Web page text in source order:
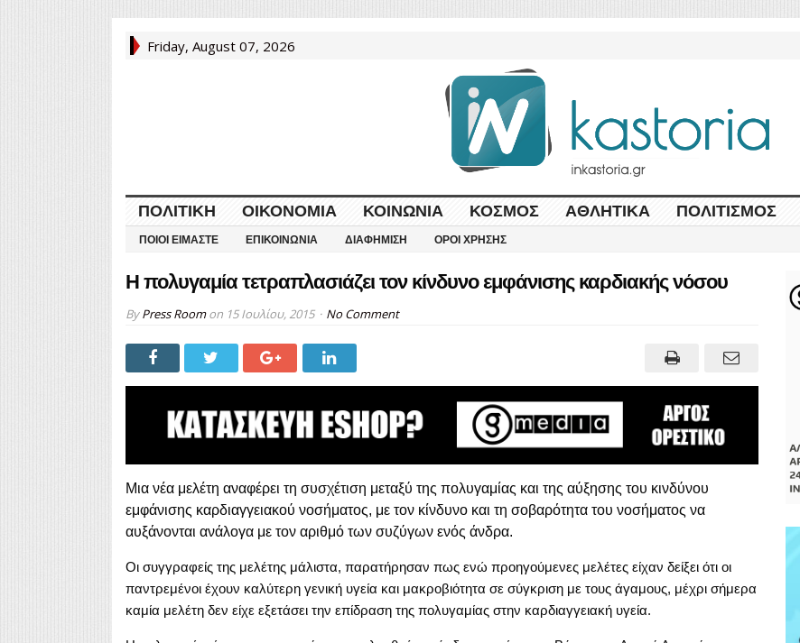
Friday, August 07, 2026
ΠΟΛΙΤΙΚΉ ΟΙΚΟΝΟΜΊΑ ΚΟΙΝΩΝΊΑ ΚΌΣΜΟΣ ΑΘΛΗΤΙΚΆ ΠΟΛΙΤΙΣΜΌΣ
ΠΟΙΟΙ ΕΊΜΑΣΤΕ ΕΠΙΚΟΙΝΩΝΊΑ ΔΙΑΦΉΜΙΣΗ ΌΡΟΙ ΧΡΉΣΗΣ
Η πολυγαμία τετραπλασιάζει τον κίνδυνο εμφάνισης καρδιακής νόσου
ByPress Roomon 15 Ιουλίου, 2015 No Comment
Μια νέα μελέτη αναφέρει τη συσχέτιση μεταξύ της πολυγαμίας και της αύξησης του κινδύνου
εμφάνισης καρδιαγγειακού νοσήματος, με τον κίνδυνο και τη σοβαρότητα του νοσήματος να
αυξάνονται ανάλογα με τον αριθμό των συζύγων ενός άνδρα.
Οι συγγραφείς της μελέτης μάλιστα, παρατήρησαν πως ενώ προηγούμενες μελέτες είχαν δείξει ότι οι
παντρεμένοι έχουν καλύτερη γενική υγεία και μακροβιότητα σε σύγκριση με τους άγαμους, μέχρι σήμερα
καμία μελέτη δεν είχε εξετάσει την επίδραση της πολυγαμίας στην καρδιαγγειακή υγεία.